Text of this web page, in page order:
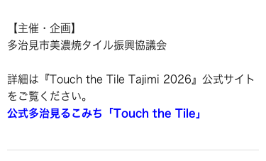
【主催・企画】
多治見市美濃焼タイル振興協議会
詳細は『Touch the Tile Tajimi 2026』公式サイト
をご覧ください。
公式多治見るこみち「Touch the Tile」